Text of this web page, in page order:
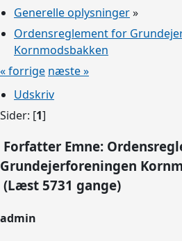
Generelle oplysninger»
Ordensreglement for
Kornmodsbakken
« forrige næste »
Udskriv
Sider: [1]
Forfatter Emne:
Grundejerforeningen
(Læst 5731 gange)
admin